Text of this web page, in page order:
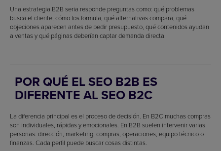
Una estrategia B2B seria responde preguntas como: qué problemas
busca el cliente, cómo los formula, qué alternativas compara, qué
objeciones aparecen antes de pedir presupuesto, qué contenidos ayudan
a ventas y qué páginas deberían captar demanda directa.
POR QUÉ EL SEO B2B ES
DIFERENTE AL SEO B2C
La diferencia principal es el proceso de decisión. En B2C muchas compras
son individuales, rápidas y emocionales. En B2B suelen intervenir varias
personas: dirección, marketing, compras, operaciones, equipo técnico o
finanzas. Cada perfil puede buscar cosas distintas.